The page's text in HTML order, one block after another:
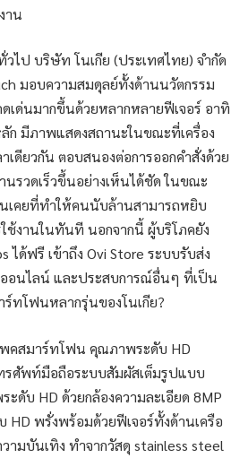
าน
ไป บริษัท โนเกีย (ประเทศไทย) จำกัด
มอบความสมดุลย์ทั้งด้านนวัตกรรม
เด่นมากขึ้นด้วยหลากหลายฟีเจอร์ อาทิ
ก มีภาพแสดงสถานะในขณะที่เครื่อง
เดียวกัน ตอบสนองต่อการออกคำสั่งด้วย
นรวดเร็วขึ้นอย่างเห็นได้ชัด ในขณะ
นเคยที่ทำให้คนนับล้านสามารถหยิบ
ช้งานในทันที นอกจากนี้ ผู้บริโภคยัง
ได้ฟรี เข้าถึง Ovi Store ระบบรับส่ง
อนไลน์ และประสบการณ์อื่นๆ ที่เป็น
ร์ทโฟนหลากรุ่นของโนเกีย?
พคสมาร์ทโฟน คุณภาพระดับ HD
รศัพท์มือถือระบบสัมผัสเต็มรูปแบบ
ดับ HD ด้วยกล้องความละเอียด 8MP
HD พรั่งพร้อมด้วยฟีเจอร์ทั้งด้านเครือ
ามบันเทิง ทำจากวัสดุ stainless steel